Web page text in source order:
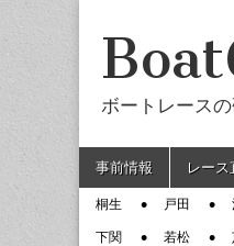
ボートレース
Main menu
Skip to content
事前情報 レー
Sub menu
桐生 戸田
下関 若松